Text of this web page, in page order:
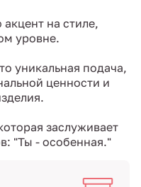
на стиле,
уровне.
уникальная подача,
ценности и
заслуживает
"Ты - особенная."